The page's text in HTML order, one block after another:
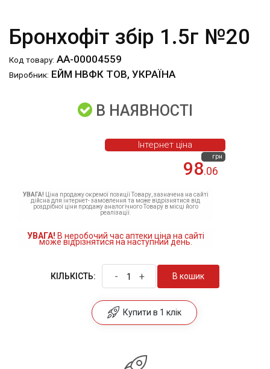
Бронхофіт збір 1.5г №20
Код товару: АА-00004559
Виробник: ЕЙМ НВФК ТОВ, УКРАЇНА
В НАЯВНОСТІ
98.06
грн
Інтернет ціна
УВАГА! Ціна продажу окремої позиції Товару, зазначена на сайті
дійсна для інтернет- замовлення та може відрізнятися від
роздрібної ціни продажу аналогічного Товару в місці його
реалізації.
УВАГА! В неробочий час аптеки ціна на сайті
може відрізнятися на наступний день.
КІЛЬКІСТЬ: - + В кошик
Купити в 1 клік